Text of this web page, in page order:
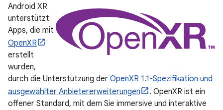
Android XR
unterstützt
Apps, die mit
OpenXR
erstellt
wurden,
durch die Unterstützung der OpenXR 1.1-Spezifikation und
ausgewählter Anbietererweiterungen
. OpenXR ist ein
offener Standard, mit dem Sie immersive und interaktive